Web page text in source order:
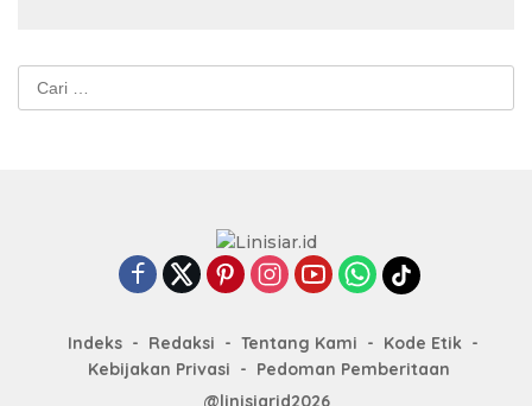
Cari
untuk:
Indeks Redaksi Tentang Kami
Kode Etik
Kebijakan Privasi
Pedoman Pemberitaan
@linisiarid2026